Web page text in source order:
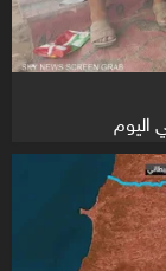
اليوم